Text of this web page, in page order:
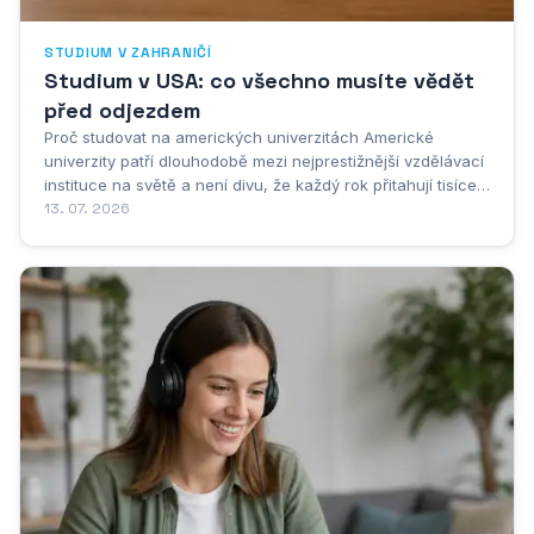
STUDIUM V ZAHRANIČÍ
Studium v USA: co všechno musíte vědět
před odjezdem
Proč studovat na amerických univerzitách Americké
univerzity patří dlouhodobě mezi nejprestižnější vzdělávací
instituce na světě a není divu, že každý rok přitahují tisíce
studentů z nejrůznějších koutů planety. Studium v USA
13. 07. 2026